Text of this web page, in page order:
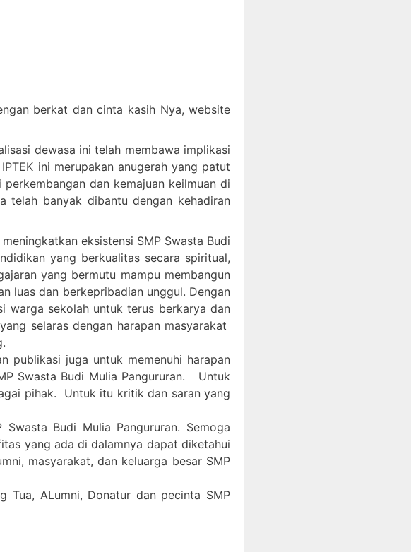
berkat dan cinta kasih Nya, website
dewasa ini telah membawa implikasi
ini merupakan anugerah yang patut
dan kemajuan keilmuan di
telah banyak dibantu dengan kehadiran
eksistensi SMP Swasta Budi
yang berkualitas secara spiritual,
yang bermutu mampu membangun
luas dan berkepribadian unggul. Dengan
warga sekolah untuk terus berkarya dan
selaras dengan harapan masyarakat
publikasi juga untuk memenuhi harapan
Swasta Budi Mulia Pangururan. Untuk
pihak. Untuk itu kritik dan saran yang
Budi Mulia Pangururan. Semoga
yang ada di dalamnya dapat diketahui
masyarakat, dan keluarga besar SMP
Tua, ALumni, Donatur dan pecinta SMP